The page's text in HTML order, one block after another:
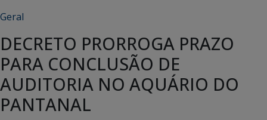
Geral
DECRETO PRORROGA PRAZO
PARA CONCLUSÃO DE
AUDITORIA NO AQUÁRIO DO
PANTANAL